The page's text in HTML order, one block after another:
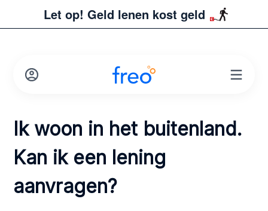
Let op! Geld lenen kost geld
Ik woon in het buitenland.
Kan ik een lening
aanvragen?